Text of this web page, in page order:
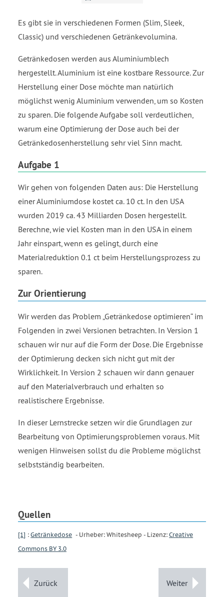
Es gibt sie in verschiedenen Formen (Slim, Sleek,
Classic) und verschiedenen Getränkevolumina.
Getränkedosen werden aus Aluminiumblech
hergestellt. Aluminium ist eine kostbare Ressource. Zur
Herstellung einer Dose möchte man natürlich
möglichst wenig Aluminium verwenden, um so Kosten
zu sparen. Die folgende Aufgabe soll verdeutlichen,
warum eine Optimierung der Dose auch bei der
Getränkedosenherstellung sehr viel Sinn macht.
Aufgabe 1
Wir gehen von folgenden Daten aus: Die Herstellung
einer Aluminiumdose kostet ca. 10 ct. In den USA
wurden 2019 ca. 43 Milliarden Dosen hergestellt.
Berechne, wie viel Kosten man in den USA in einem
Jahr einspart, wenn es gelingt, durch eine
Materialreduktion 0.1 ct beim Herstellungsprozess zu
sparen.
Zur Orientierung
Wir werden das Problem „Getränkedose optimieren“ im
Folgenden in zwei Versionen betrachten. In Version 1
schauen wir nur auf die Form der Dose. Die Ergebnisse
der Optimierung decken sich nicht gut mit der
Wirklichkeit. In Version 2 schauen wir dann genauer
auf den Materialverbrauch und erhalten so
realistischere Ergebnisse.
In dieser Lernstrecke setzen wir die Grundlagen zur
Bearbeitung von Optimierungsproblemen voraus. Mit
wenigen Hinweisen sollst du die Probleme möglichst
selbstständig bearbeiten.
Quellen
[1] : Getränkedose - Urheber: Whitesheep - Lizenz: Creative
Commons BY 3.0
Zurück Weiter